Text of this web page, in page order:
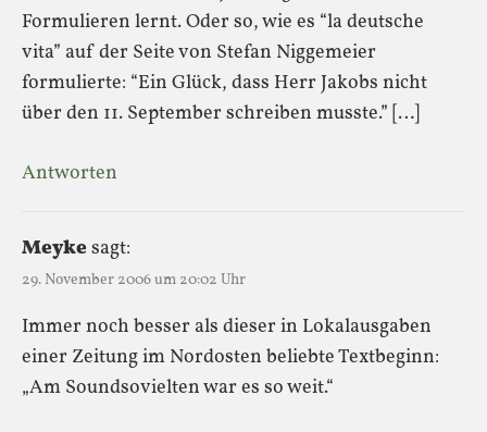
Formulieren lernt. Oder so, wie es “la deutsche
vita” auf der Seite von Stefan Niggemeier
formulierte: “Ein Glück, dass Herr Jakobs nicht
über den 11. September schreiben musste.” […]
Antworten
Meykesagt:
29. November 2006 um 20:02 Uhr
Immer noch besser als dieser in Lokalausgaben
einer Zeitung im Nordosten beliebte Textbeginn:
„Am Soundsovielten war es so weit.“